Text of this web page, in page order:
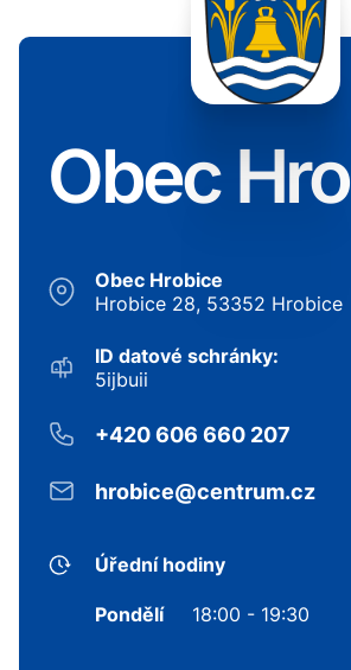
Obec
Obec Hrobice
Hrobice 28, 53352 Hrobice
ID datové schránky:
5ijbuii
+420 606 660 207
hrobice@centrum.cz
Úřední hodiny
Pondělí 18:00 - 19:30